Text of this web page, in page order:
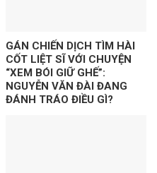
GÁN CHIẾN DỊCH TÌM HÀI
CỐT LIỆT SĨ VỚI CHUYỆN
“XEM BÓI GIỮ GHẾ”:
NGUYỄN VĂN ĐÀI ĐANG
ĐÁNH TRÁO ĐIỀU GÌ?